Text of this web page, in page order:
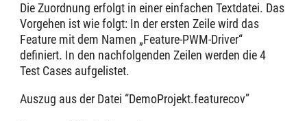
Die Zuordnung erfolgt in einer einfachen Textdatei. Das
Vorgehen ist wie folgt: In der ersten Zeile wird das
Feature mit dem Namen „Feature-PWM-Driver“
definiert. In den nachfolgenden Zeilen werden die 4
Test Cases aufgelistet.
Auszug aus der Datei “DemoProjekt.featurecov”